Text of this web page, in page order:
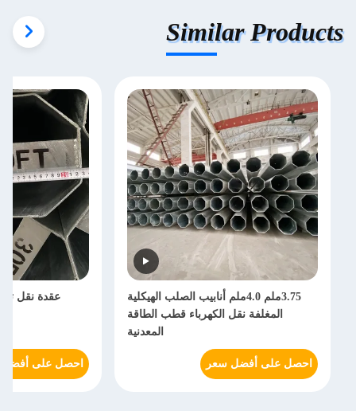
Similar Products
3.75ملم 4.0ملم أنابيب الصلب الهيكلية
المغلفة نقل الكهرباء قطب الطاقة
المعدنية
احصل على أفضل سعر
عقدة نقل
احصل على